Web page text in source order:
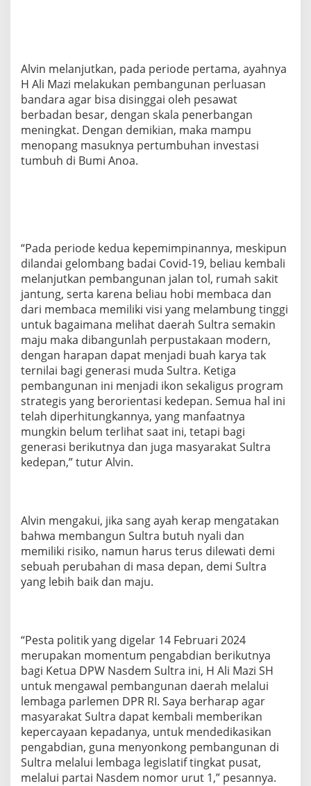
Alvin melanjutkan, pada periode pertama, ayahnya
H Ali Mazi melakukan pembangunan perluasan
bandara agar bisa disinggai oleh pesawat
berbadan besar, dengan skala penerbangan
meningkat. Dengan demikian, maka mampu
menopang masuknya pertumbuhan investasi
tumbuh di Bumi Anoa.
“Pada periode kedua kepemimpinannya, meskipun
dilandai gelombang badai Covid-19, beliau kembali
melanjutkan pembangunan jalan tol, rumah sakit
jantung, serta karena beliau hobi membaca dan
dari membaca memiliki visi yang melambung tinggi
untuk bagaimana melihat daerah Sultra semakin
maju maka dibangunlah perpustakaan modern,
dengan harapan dapat menjadi buah karya tak
ternilai bagi generasi muda Sultra. Ketiga
pembangunan ini menjadi ikon sekaligus program
strategis yang berorientasi kedepan. Semua hal ini
telah diperhitungkannya, yang manfaatnya
mungkin belum terlihat saat ini, tetapi bagi
generasi berikutnya dan juga masyarakat Sultra
kedepan,” tutur Alvin.
Alvin mengakui, jika sang ayah kerap mengatakan
bahwa membangun Sultra butuh nyali dan
memiliki risiko, namun harus terus dilewati demi
sebuah perubahan di masa depan, demi Sultra
yang lebih baik dan maju.
“Pesta politik yang digelar 14 Februari 2024
merupakan momentum pengabdian berikutnya
bagi Ketua DPW Nasdem Sultra ini, H Ali Mazi SH
untuk mengawal pembangunan daerah melalui
lembaga parlemen DPR RI. Saya berharap agar
masyarakat Sultra dapat kembali memberikan
kepercayaan kepadanya, untuk mendedikasikan
pengabdian, guna menyonkong pembangunan di
Sultra melalui lembaga legislatif tingkat pusat,
melalui partai Nasdem nomor urut 1,” pesannya.